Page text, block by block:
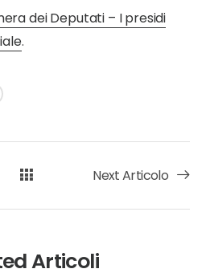
dei Deputati – I presidi
.
Next Articolo
Articoli